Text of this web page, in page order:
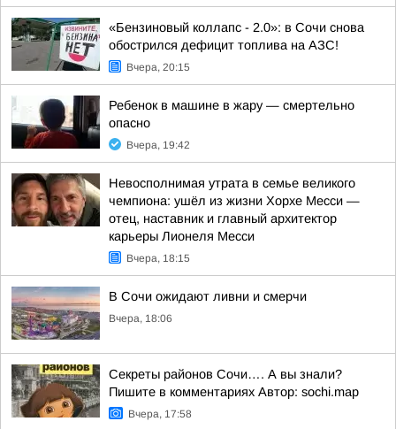
«Бензиновый коллапс - 2.0»: в Сочи снова
обострился дефицит топлива на АЗС!
Вчера, 20:15
Ребенок в машине в жару — смертельно
опасно
Вчера, 19:42
Невосполнимая утрата в семье великого
чемпиона: ушёл из жизни Хорхе Месси —
отец, наставник и главный архитектор
карьеры Лионеля Месси
Вчера, 18:15
В Сочи ожидают ливни и смерчи
Вчера, 18:06
Секреты районов Сочи…. А вы знали?
Пишите в комментариях Автор: sochi.map
Вчера, 17:58